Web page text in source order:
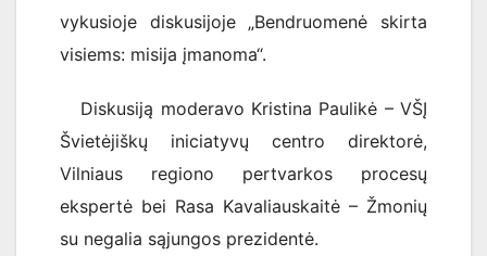
vykusioje diskusijoje „Bendruomenė skirta
visiems: misija įmanoma“.
Diskusiją moderavo Kristina Paulikė – VŠĮ
Švietėjiškų iniciatyvų centro direktorė,
Vilniaus regiono pertvarkos procesų
ekspertė bei Rasa Kavaliauskaitė – Žmonių
su negalia sąjungos prezidentė.